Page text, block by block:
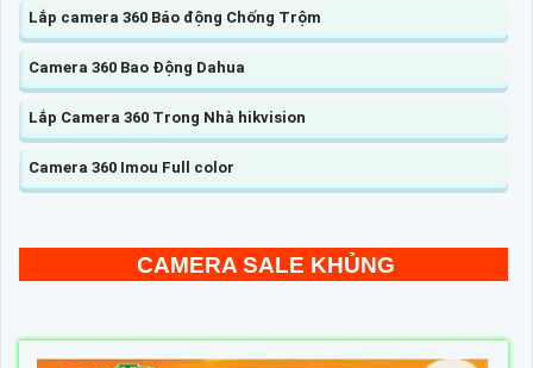
Lắp camera 360 Báo động Chống Trộm
Camera 360 Bao Động Dahua
Lắp Camera 360 Trong Nhà hikvision
Camera 360 Imou Full color
CAMERA SALE KHỦNG